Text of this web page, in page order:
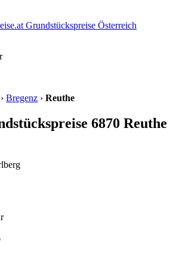
Grundstückspreise Österreich
› Bregenz › Reuthe
6870 Reuthe